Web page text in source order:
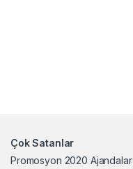
Çok Satanlar
Promosyon 2020 Ajandalar